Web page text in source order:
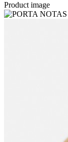
Product image